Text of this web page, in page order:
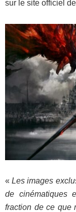
sur le site officiel
«Les images
de cinématiques
fraction de ce que